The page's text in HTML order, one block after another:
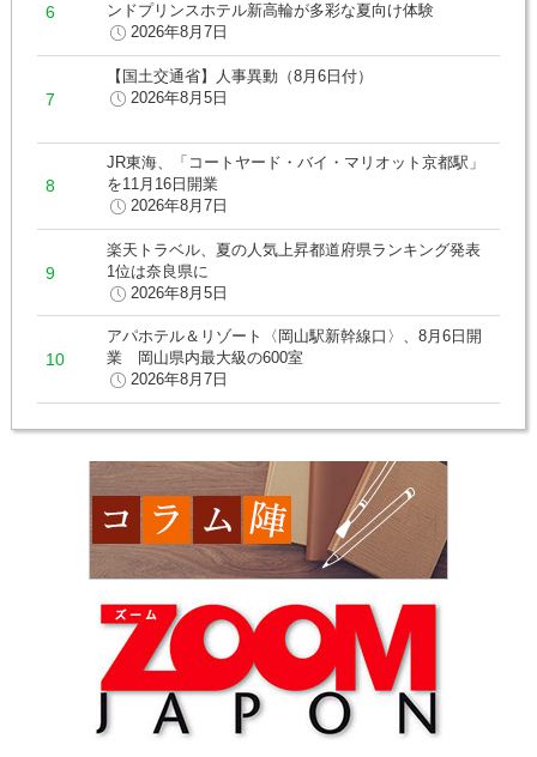
ンドプリンスホテル新高輪が多彩な夏向け体験
2026年8月7日
【国土交通省】人事異動（8月6日付）
2026年8月5日
JR東海、「コートヤード・バイ・マリオット京都駅」
を11月16日開業
2026年8月7日
楽天トラベル、夏の人気上昇都道府県ランキング発表
1位は奈良県に
2026年8月5日
アパホテル＆リゾート〈岡山駅新幹線口〉、8月6日開
業 岡山県内最大級の600室
2026年8月7日